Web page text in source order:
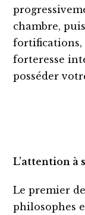
chambre,
fortifications,
forteresse
posséder
L’attention à
Le premier
philosophes